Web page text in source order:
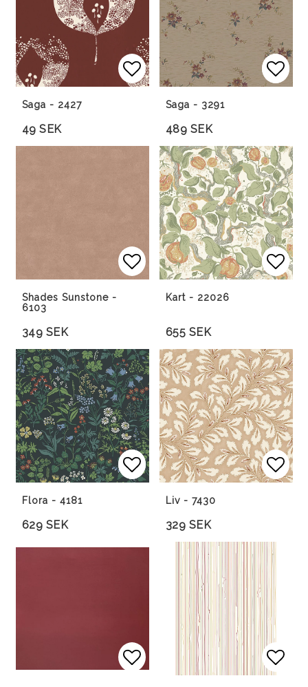
Lägg till i favoritlistan
Saga - 2427
49 SEK
Saga - 3291
489 SEK
Lägg till i favoritlistan
Shades Sunstone -
6103
349 SEK
Kart - 22026
655 SEK
Lägg till i favoritlistan
Lägg till i favoritlistan
Flora - 4181
629 SEK
Liv - 7430
329 SEK
Lägg till i favoritlistan